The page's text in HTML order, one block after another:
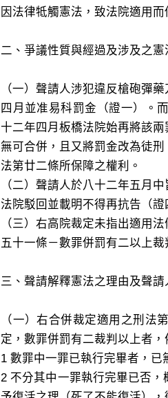
因法律牴觸憲法，致法院適用
二、爭議性質與經過及涉及之憲
（一）聲請人涉犯違反槍砲彈
四月並准易科罰金（證一）。
十二年四月板橋法院始再將該
無可合併，且又將罰金改為徒
法第廿二條所保障之權利。
（二）聲請人於八十二年五月
法院駁回並載明不得再抗告（證
（三）右高院裁定未指出適用
五十一條－數罪併罰有二以上
三、聲請解釋憲法之理由及聲
（一）右合併裁定適用之刑法
定，數罪併罰有二裁判以上者
1 數罪中一罪已執行完畢者，已
2 不分其中一罪執行完畢已否